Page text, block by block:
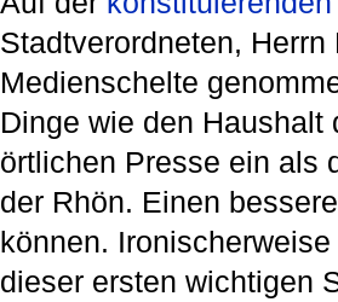
Stadtverordneten,
Medienschelte
Dinge wie den
örtlichen Presse ein als
der Rhön. Einen
können.
dieser ersten wichtigen